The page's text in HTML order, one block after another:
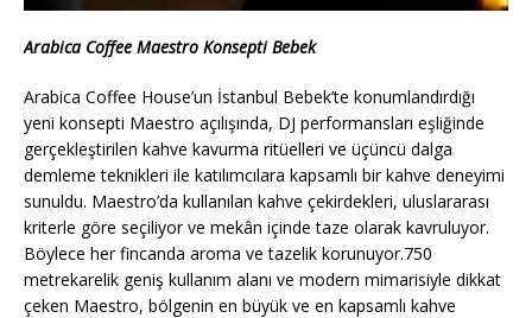
Arabica Coffee Maestro Konsepti Bebek
Arabica Coffee House’un İstanbul Bebek’te konumlandırdığı
yeni konsepti Maestro açılışında, DJ performansları eşliğinde
gerçekleştirilen kahve kavurma ritüelleri ve üçüncü dalga
demleme teknikleri ile katılımcılara kapsamlı bir kahve deneyimi
sunuldu. Maestro’da kullanılan kahve çekirdekleri, uluslararası
kriterle göre seçiliyor ve mekân içinde taze olarak kavruluyor.
Böylece her fincanda aroma ve tazelik korunuyor.750
metrekarelik geniş kullanım alanı ve modern mimarisiyle dikkat
çeken Maestro, bölgenin en büyük ve en kapsamlı kahve